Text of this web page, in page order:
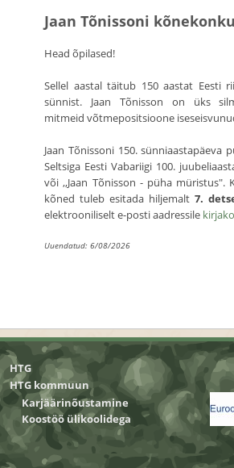
Jaan Tõnissoni
Head õpilased!
Sellel aastal täitub 150 aastat Eesti
sünnist. Jaan Tõnisson on üks
mitmeid võtmepositsioone
Jaan Tõnissoni 150. sünniaastapäeva
Seltsiga Eesti Vabariigi 100.
või ,,Jaan Tõnisson - püha müristus".
kõned tuleb esitada hiljemalt 7.
elektrooniliselt e-posti aadressile
Uuendatud: 6/08/2026
HTG
HTG kommuun
Karjäärinõustamine
Koostöö ülikoolidega